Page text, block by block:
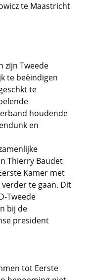
te Maastricht
zijn Tweede
te beëindigen
te
houdende
en
Thierry Baudet
Kamer met
te gaan. Dit
Tweede
bij de
president
tot Eerste